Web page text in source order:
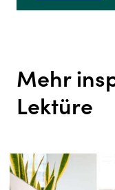
Mehr
Lektüre